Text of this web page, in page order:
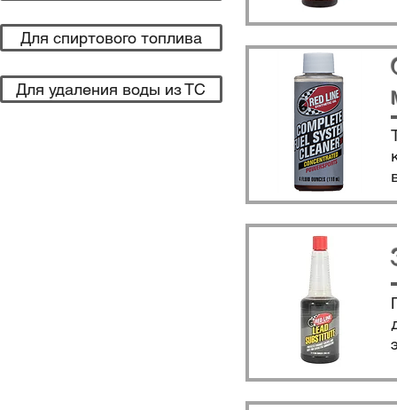
Для спиртового топлива
Для удаления воды из ТС